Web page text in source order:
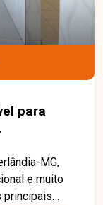
para
MG,
e muito
principais